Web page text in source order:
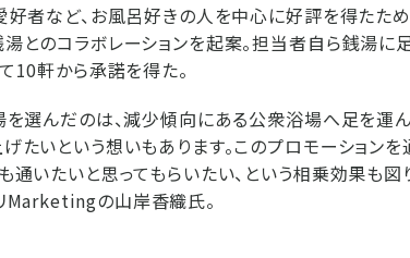
好者など、お風呂好きの人を中心に好評を得たた
とのコラボレーションを起案。担当者自ら銭湯
10軒から承諾を得た。
を選んだのは、減少傾向にある公衆浴場へ足を運
たいという想いもあります。このプロモーションを
通いたいと思ってもらいたい、という相乗効果も図
Marketingの山岸香織氏。